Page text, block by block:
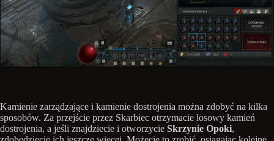
Kamienie zarządzające i kamienie dostrojenia można zdobyć na kilka
sposobów. Za przejście przez Skarbiec otrzymacie losowy kamień
dostrojenia, a jeśli znajdziecie i otworzycie Skrzynie Opoki,